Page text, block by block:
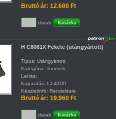
Bruttó ár: 12.680 Ft
darab
H C8061X Fekete (utángyártott)
Típus: Utángyártott
Kategória: Tonerek
Leírás:
Kapacitás: LJ 4100
Készletinfó: Rendelésre
Bruttó ár: 19.960 Ft
darab